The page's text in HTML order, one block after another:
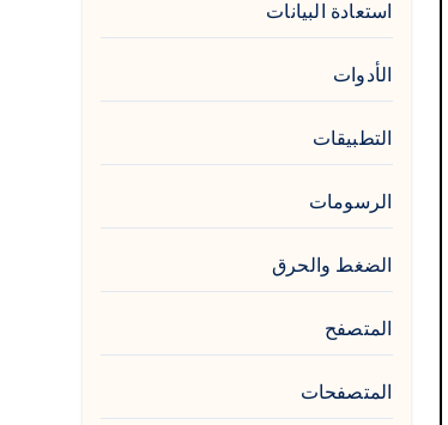
استعادة البيانات
الأدوات
التطبيقات
الرسومات
الضغط والحرق
المتصفح
المتصفحات